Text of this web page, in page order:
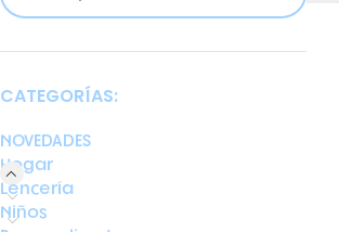
CATEGORÍAS:
NOVEDADES
Hogar
Lencería
Niños